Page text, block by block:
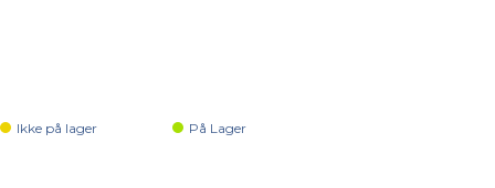
Ikke på lager På Lager